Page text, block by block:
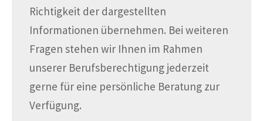
Richtigkeit der dargestellten
Informationen übernehmen. Bei weiteren
Fragen stehen wir Ihnen im Rahmen
unserer Berufsberechtigung jederzeit
gerne für eine persönliche Beratung zur
Verfügung.